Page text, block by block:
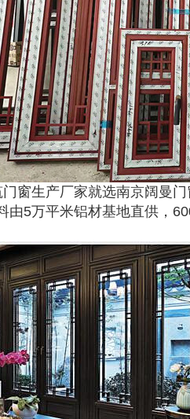
窗生产厂家就选南京阔曼
由5万平米铝材基地直供，